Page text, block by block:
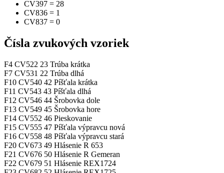
CV397 = 28
CV836 = 1
CV837 = 0
Čísla zvukových vzoriek
F4 CV522 23 Trúba krátka
F7 CV531 22 Trúba dlhá
F10 CV540 42 Píšťala krátka
F11 CV543 43 Píšťala dlhá
F12 CV546 44 Šrobovka dole
F13 CV549 45 Šrobovka hore
F14 CV552 46 Pieskovanie
F15 CV555 47 Píšťala výpravcu nová
F16 CV558 48 Píšťala výpravcu stará
F20 CV673 49 Hlásenie R 653
F21 CV676 50 Hlásenie R Gemeran
F22 CV679 51 Hlásenie REX1724